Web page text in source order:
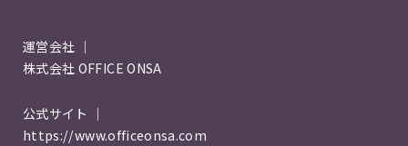
運営会社 ｜
株式会社 OFFICE ONSA
公式サイト ｜
https://www.officeonsa.com